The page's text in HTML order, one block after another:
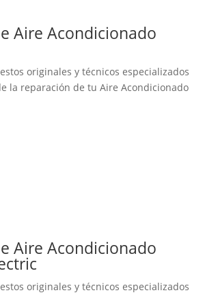
Aire Acondicionado
originales y técnicos especializados
la reparación de tu Aire Acondicionado
Aire Acondicionado
originales y técnicos especializados